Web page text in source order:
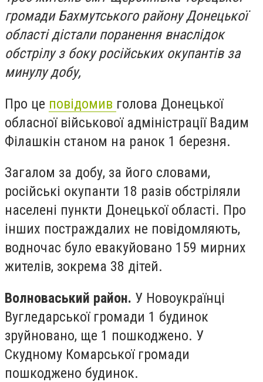
громади Бахмутського району Донецької
області дістали поранення внаслідок
обстрілу з боку російських окупантів за
минулу добу,
Про це повідомив голова Донецької
обласної військової адміністрації Вадим
Філашкін станом на ранок 1 березня.
Загалом за добу, за його словами,
російські окупанти 18 разів обстріляли
населені пункти Донецької області. Про
інших постраждалих не повідомляють,
водночас було евакуйовано 159 мирних
жителів, зокрема 38 дітей.
Волноваський район. У Новоукраїнці
Вугледарської громади 1 будинок
зруйновано, ще 1 пошкоджено. У
Скудному Комарської громади
пошкоджено будинок.